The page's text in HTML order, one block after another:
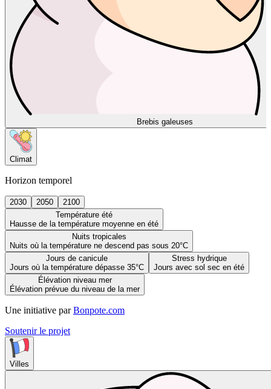
Brebis galeuses
Climat
Horizon temporel
2030 2050
2100
Température été
Hausse de la température moyenne en été
Nuits tropicales
Nuits où la température ne descend pas sous 20°C
Jours de canicule
Jours où la température dépasse 35°C
Stress hydrique
Jours avec sol sec en été
Élévation niveau mer
Élévation prévue du niveau de la mer
Une initiative par Bonpote.com
Soutenir le projet
Villes